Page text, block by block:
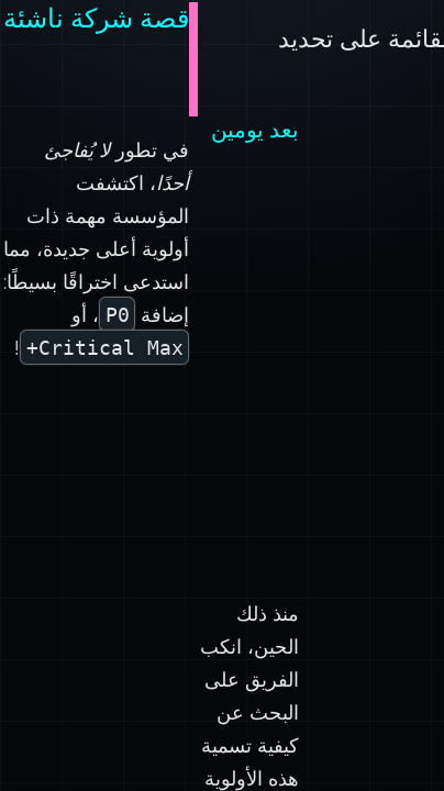
على تحديد
قصة شركة ناشئة
بعد يومين
في تطورلا يُفاجئ
أحدًا، اكتشفت
المؤسسة مهمة ذات
أولوية أعلى جديدة، مما
استدعى اختراقًا بسيطًا:
إضافة P0 ، أو
Critical Max+
!
منذ ذلك
الحين، انكب
الفريق على
البحث عن
كيفية تسمية
هذه الأولوية